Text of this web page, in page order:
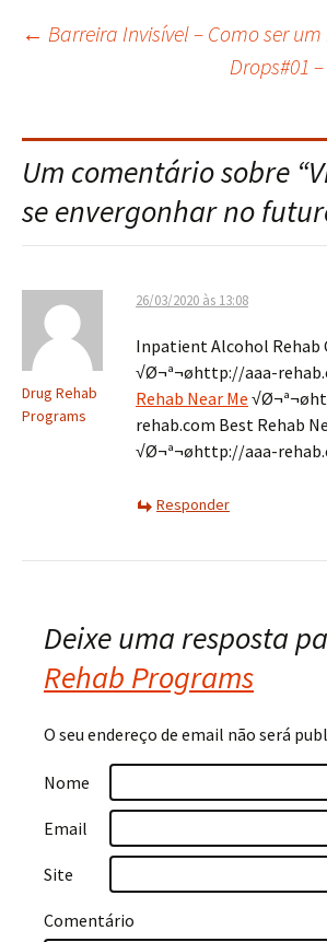
Navegação
do
post
← Barreira Invisível – Como ser um
Drops#01
Um comentário sobre “
se envergonhar no
Drug Rehab
Programs
26/03/2020 às 13:08
Inpatient Alcohol Rehab
√Ø¬ª¬øhttp://aaa-
Rehab Near Me
rehab.com Best Rehab
√Ø¬ª¬øhttp://aaa-
Responder
Deixe uma resposta
Rehab Programs
O seu endereço de email não será
Nome
Email
Site
Comentário